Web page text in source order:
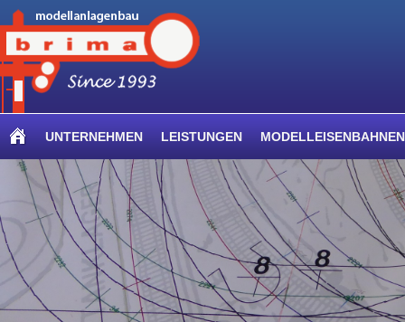
UNTERNEHMEN LEISTUNGEN MODELLEISENBAHNEN